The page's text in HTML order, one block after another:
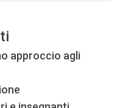
approccio agli